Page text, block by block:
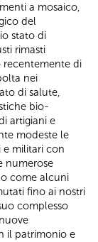
a mosaico,
del
stato di
rimasti
recentemente di
nei
di salute,
bio-
artigiani e
modeste le
e militari con
numerose
come alcuni
fino ai nostri
complesso
il patrimonio e